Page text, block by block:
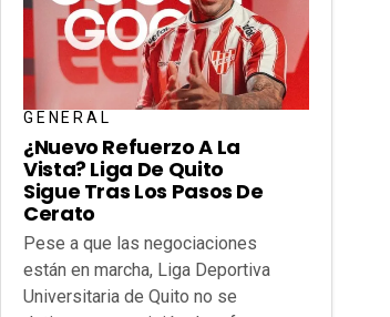
GENERAL
¿Nuevo Refuerzo A La
Vista? Liga De Quito
Sigue Tras Los Pasos De
Cerato
Pese a que las negociaciones
están en marcha, Liga Deportiva
Universitaria de Quito no se